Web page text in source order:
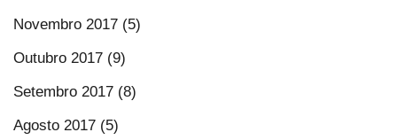
Novembro 2017 (5)
Outubro 2017 (9)
Setembro 2017 (8)
Agosto 2017 (5)